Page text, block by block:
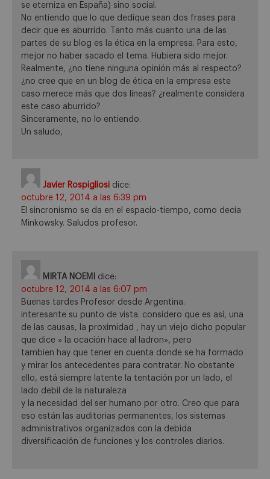
se eterniza en España) sino social.
No entiendo que lo que dedique sean dos frases para
decir que es aburrido. Tanto más cuanto una de las
partes de su blog es la ética en la empresa. Para esto,
mejor no haber sacado el tema. Hubiera sido mejor.
Realmente, ¿no tiene ninguna opinión más al respecto?
¿no cree que en un blog de ética en la empresa este
caso merece más que dos líneas? ¿realmente considera
este caso aburrido?
Sinceramente, no lo entiendo.
Un saludo,
Javier Rospigliosi dice:
octubre 12, 2014 a las 6:39 pm
El sincronismo se da en el espacio-tiempo, como decía
Minkowsky. Saludos profesor.
MIRTA NOEMI
dice:
octubre 12, 2014 a las 6:07 pm
Buenas tardes Profesor desde Argentina.
interesante su punto de vista. considero que es así, una
de las causas, la proximidad , hay un viejo dicho popular
que dice » la ocación hace al ladron», pero
tambien hay que tener en cuenta donde se ha formado
y mirar los antecedentes para contratar. No obstante
ello, está siempre latente la tentación por un lado, el
lado debil de la naturaleza
y la necesidad del ser humano por otro. Creo que para
eso están las auditorias permanentes, los sistemas
administrativos organizados con la debida
diversificación de funciones y los controles diarios.